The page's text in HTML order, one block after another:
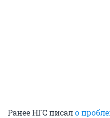
Ранее НГС писало